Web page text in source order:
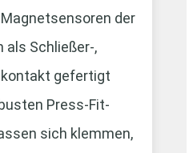
der
als Schließer-,
gefertigt
Press-Fit-
sich klemmen,